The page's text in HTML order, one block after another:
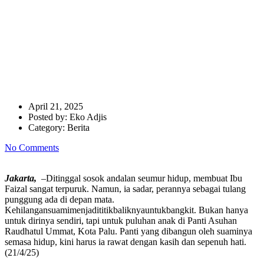
April 21, 2025
Posted by: Eko Adjis
Category: Berita
No Comments
Jakarta, –Ditinggal sosok andalan seumur hidup, membuat Ibu
Faizal sangat terpuruk. Namun, ia sadar, perannya sebagai tulang
punggung ada di depan mata.
Kehilangansuamimenjadititikbaliknyauntukbangkit. Bukan hanya
untuk dirinya sendiri, tapi untuk puluhan anak di Panti Asuhan
Raudhatul Ummat, Kota Palu. Panti yang dibangun oleh suaminya
semasa hidup, kini harus ia rawat dengan kasih dan sepenuh hati.
(21/4/25)